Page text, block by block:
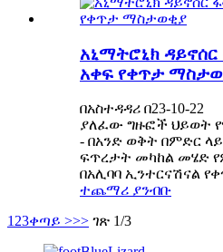
አኒማትሮኒክ
አቀፍ የቀጥታ
በአስተዳዳሪ በ23-10-22
ያለፈው ግዙፎች ህይወት
- በአንድ ወቅት በምድር
ፍጥረታት መካከል መሄድ
በአሊባባ ኢንተርናሽናል
ተጨማሪ ያንብቡ
1 23ቀጣይ >>> ገጽ 1/3